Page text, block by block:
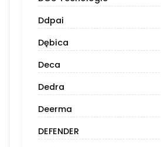
Ddpai
Dębica
Deca
Dedra
Deerma
DEFENDER